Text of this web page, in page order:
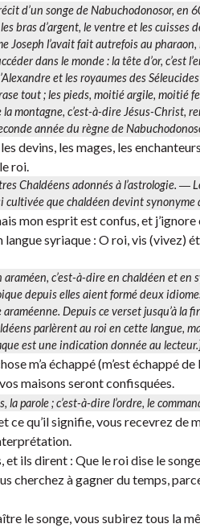
d’un songe de Nabuchodonosor, en
bras d’argent, le ventre et les cuisses
Joseph l’avait fait autrefois au
dans le monde : la tête d’or, c’est
et les royaumes des
tout ; les pieds, moitié argile, moitié
montagne, c’est-à-dire Jésus-Christ,
année du règne de
devins, les mages, les
roi.
Chaldéens adonnés à l’astrologie. ―
que chaldéen devint synonyme
mon esprit est confus, et j’ignore
syriaque : O roi, vis (vivez)
araméen, c’est-à-dire en chaldéen et en
depuis elles aient formé deux
araméenne. Depuis ce verset jusqu’à
parlèrent au roi en cette langue,
est une indication donnée au
m’a échappé (m’est échappé
maisons seront confisquées.
la parole; c’est-à-dire l’ordre, le
ce qu’il signifie, vous recevrez de
ils dirent : Que le roi dise le
cherchez à gagner du temps,
le songe, vous subirez tous la